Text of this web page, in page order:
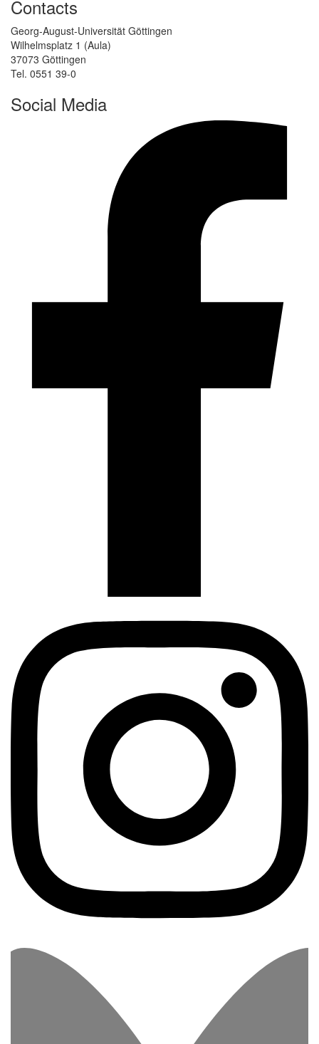
Contacts
Georg-August-Universität Göttingen
Wilhelmsplatz 1 (Aula)
37073 Göttingen
Tel. 0551 39-0
Social Media